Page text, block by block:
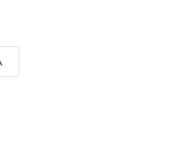
пола
стяжка